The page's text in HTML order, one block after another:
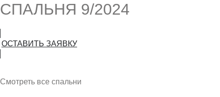
СПАЛЬНЯ 9/2024
ОСТАВИТЬ ЗАЯВКУ
Смотреть все спальни